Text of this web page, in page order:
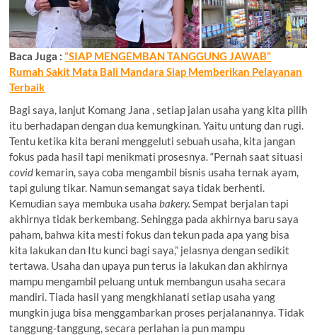
Baca Juga :“SIAP MENGEMBAN TANGGUNG JAWAB”
Rumah Sakit Mata Bali Mandara Siap Memberikan Pelayanan
Terbaik
Bagi saya, lanjut Komang Jana , setiap jalan usaha yang kita pilih
itu berhadapan dengan dua kemungkinan. Yaitu untung dan rugi.
Tentu ketika kita berani menggeluti sebuah usaha, kita jangan
fokus pada hasil tapi menikmati prosesnya. “Pernah saat situasi
covid kemarin, saya coba mengambil bisnis usaha ternak ayam,
tapi gulung tikar. Namun semangat saya tidak berhenti.
Kemudian saya membuka usahabakery. Sempat berjalan tapi
akhirnya tidak berkembang. Sehingga pada akhirnya baru saya
paham, bahwa kita mesti fokus dan tekun pada apa yang bisa
kita lakukan dan Itu kunci bagi saya,” jelasnya dengan sedikit
tertawa. Usaha dan upaya pun terus ia lakukan dan akhirnya
mampu mengambil peluang untuk membangun usaha secara
mandiri. Tiada hasil yang mengkhianati setiap usaha yang
mungkin juga bisa menggambarkan proses perjalanannya. Tidak
tanggung-tanggung, secara perlahan ia pun mampu